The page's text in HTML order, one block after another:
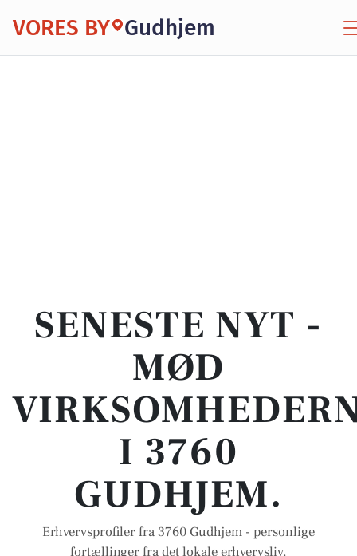
VORES BY Gudhjem
SENESTE NYT -
MØD
I 3760
GUDHJEM.
Erhvervsprofiler fra 3760 Gudhjem - personlige
fortællinger fra det lokale erhvervsliv.